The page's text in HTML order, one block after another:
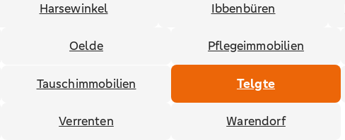
Harsewinkel Ibbenbüren
Oelde Pflegeimmobilien
Tauschimmobilien Telgte
Verrenten Warendorf